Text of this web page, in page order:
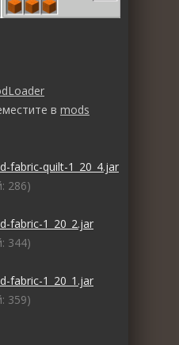
в mods
fabric-quilt-1_20_4.jar
286)
fabric-1_20_2.jar
344)
fabric-1_20_1.jar
359)